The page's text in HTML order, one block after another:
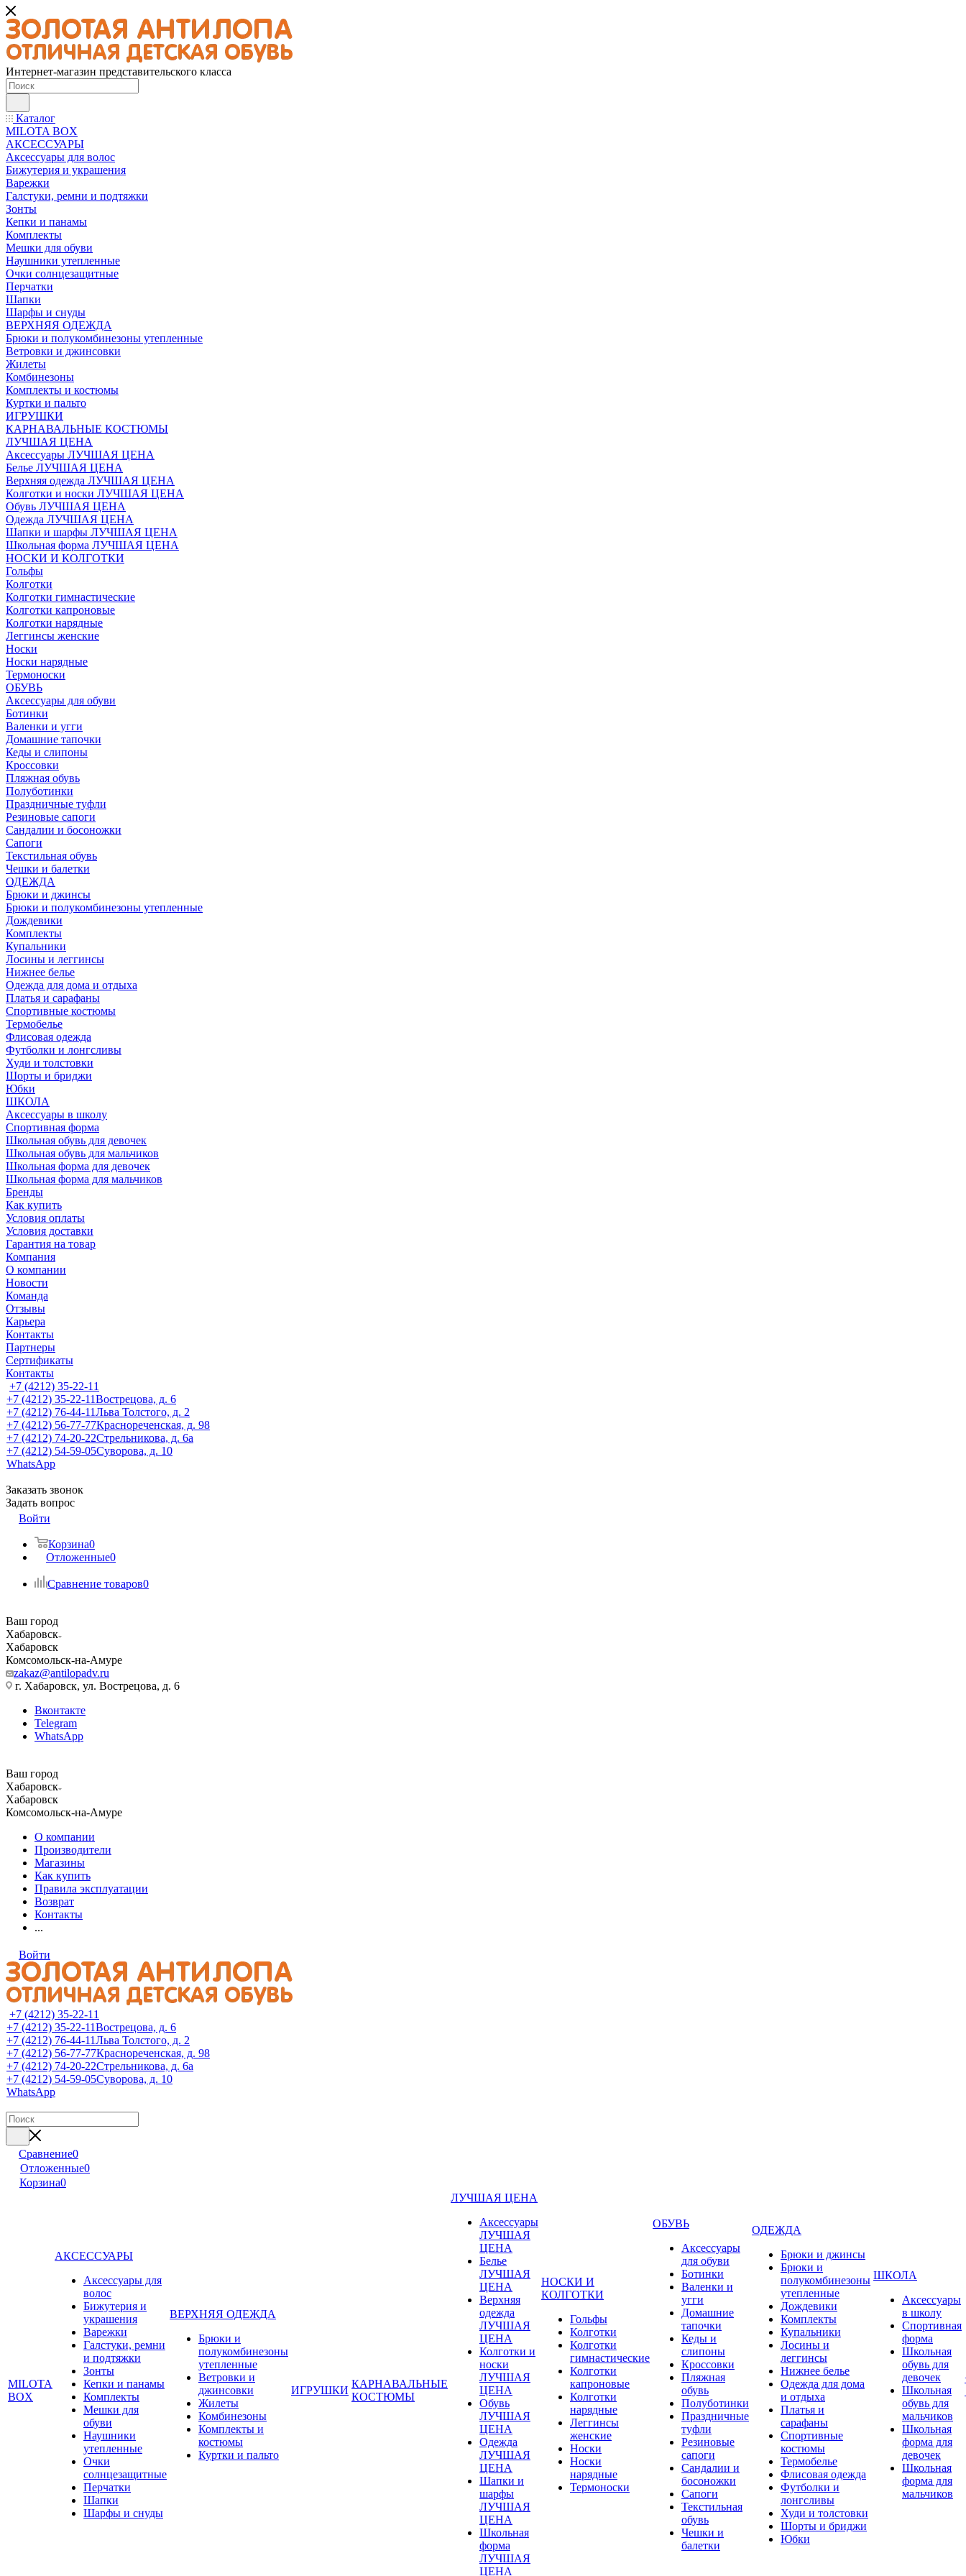
Интернет-магазин представительского класса
Каталог
MILOTA BOX
АКСЕССУАРЫ
Аксессуары для волос
Бижутерия и украшения
Варежки
Галстуки, ремни и подтяжки
Зонты
Кепки и панамы
Комплекты
Мешки для обуви
Наушники утепленные
Очки солнцезащитные
Перчатки
Шапки
Шарфы и снуды
ВЕРХНЯЯ ОДЕЖДА
Брюки и полукомбинезоны утепленные
Ветровки и джинсовки
Жилеты
Комбинезоны
Комплекты и костюмы
Куртки и пальто
ИГРУШКИ
КАРНАВАЛЬНЫЕ КОСТЮМЫ
ЛУЧШАЯ ЦЕНА
Аксессуары ЛУЧШАЯ ЦЕНА
Белье ЛУЧШАЯ ЦЕНА
Верхняя одежда ЛУЧШАЯ ЦЕНА
Колготки и носки ЛУЧШАЯ ЦЕНА
Обувь ЛУЧШАЯ ЦЕНА
Одежда ЛУЧШАЯ ЦЕНА
Шапки и шарфы ЛУЧШАЯ ЦЕНА
Школьная форма ЛУЧШАЯ ЦЕНА
НОСКИ И КОЛГОТКИ
Гольфы
Колготки
Колготки гимнастические
Колготки капроновые
Колготки нарядные
Леггинсы женские
Носки
Носки нарядные
Термоноски
ОБУВЬ
Аксессуары для обуви
Ботинки
Валенки и угги
Домашние тапочки
Кеды и слипоны
Кроссовки
Пляжная обувь
Полуботинки
Праздничные туфли
Резиновые сапоги
Сандалии и босоножки
Сапоги
Текстильная обувь
Чешки и балетки
ОДЕЖДА
Брюки и джинсы
Брюки и полукомбинезоны утепленные
Дождевики
Комплекты
Купальники
Лосины и леггинсы
Нижнее белье
Одежда для дома и отдыха
Платья и сарафаны
Спортивные костюмы
Термобелье
Флисовая одежда
Футболки и лонгсливы
Худи и толстовки
Шорты и бриджи
Юбки
ШКОЛА
Аксессуары в школу
Спортивная форма
Школьная обувь для девочек
Школьная обувь для мальчиков
Школьная форма для девочек
Школьная форма для мальчиков
Бренды
Как купить
Условия оплаты
Условия доставки
Гарантия на товар
Компания
О компании
Новости
Команда
Отзывы
Карьера
Контакты
Партнеры
Сертификаты
Контакты
+7 (4212) 35-22-11
+7 (4212) 35-22-11Вострецова, д. 6
+7 (4212) 76-44-11Льва Толстого, д. 2
+7 (4212) 56-77-77Краснореченская, д. 98
+7 (4212) 74-20-22Стрельникова, д. 6а
+7 (4212) 54-59-05Суворова, д. 10
WhatsApp
Заказать звонок
Задать вопрос
Войти
Корзина0
Отложенные0
Сравнение товаров0
Ваш город
Хабаровск
Хабаровск
Комсомольск-на-Амуре
zakaz@antilopadv.ru
г. Хабаровск, ул. Вострецова, д. 6
Вконтакте
Telegram
WhatsApp
Ваш город
Хабаровск
Хабаровск
Комсомольск-на-Амуре
О компании
Производители
Магазины
Как купить
Правила эксплуатации
Возврат
Контакты
...
Войти
+7 (4212) 35-22-11
+7 (4212) 35-22-11Вострецова, д. 6
+7 (4212) 76-44-11Льва Толстого, д. 2
+7 (4212) 56-77-77Краснореченская, д. 98
+7 (4212) 74-20-22Стрельникова, д. 6а
+7 (4212) 54-59-05Суворова, д. 10
WhatsApp
Сравнение0
Отложенные0
Корзина0
MILOTA
BOX
АКСЕССУАРЫ
Аксессуары для
волос
Бижутерия и
украшения
Варежки
Галстуки, ремни
и подтяжки
Зонты
Кепки и панамы
Комплекты
Мешки для
обуви
Наушники
утепленные
Очки
солнцезащитные
Перчатки
Шапки
Шарфы и снуды
ВЕРХНЯЯ ОДЕЖДА
Брюки и
полукомбинезоны
утепленные
Ветровки и
джинсовки
Жилеты
Комбинезоны
Комплекты и
костюмы
Куртки и пальто
ИГРУШКИ
КАРНАВАЛЬНЫЕ
КОСТЮМЫ
ЛУЧШАЯ ЦЕНА
Аксессуары
ЛУЧШАЯ
ЦЕНА
Белье
ЛУЧШАЯ
ЦЕНА
Верхняя
одежда
ЛУЧШАЯ
ЦЕНА
Колготки и
носки
ЛУЧШАЯ
ЦЕНА
Обувь
ЛУЧШАЯ
ЦЕНА
Одежда
ЛУЧШАЯ
ЦЕНА
Шапки и
шарфы
ЛУЧШАЯ
ЦЕНА
Школьная
форма
ЛУЧШАЯ
ЦЕНА
НОСКИ И
КОЛГОТКИ
Гольфы
Колготки
Колготки
гимнастические
Колготки
капроновые
Колготки
нарядные
Леггинсы
женские
Носки
Носки
нарядные
Термоноски
ОБУВЬ
Аксессуары
для обуви
Ботинки
Валенки и
угги
Домашние
тапочки
Кеды и
слипоны
Кроссовки
Пляжная
обувь
Полуботинки
Праздничные
туфли
Резиновые
сапоги
Сандалии и
босоножки
Сапоги
Текстильная
обувь
Чешки и
балетки
ОДЕЖДА
Брюки и джинсы
Брюки и
полукомбинезоны
утепленные
Дождевики
Комплекты
Купальники
Лосины и
леггинсы
Нижнее белье
Одежда для дома
и отдыха
Платья и
сарафаны
Спортивные
костюмы
Термобелье
Флисовая одежда
Футболки и
лонгсливы
Худи и толстовки
Шорты и бриджи
Юбки
ШКОЛА
Аксессуары
в школу
Спортивная
форма
Школьная
обувь для
девочек
Школьная
обувь для
мальчиков
Школьная
форма для
девочек
Школьная
форма для
мальчиков